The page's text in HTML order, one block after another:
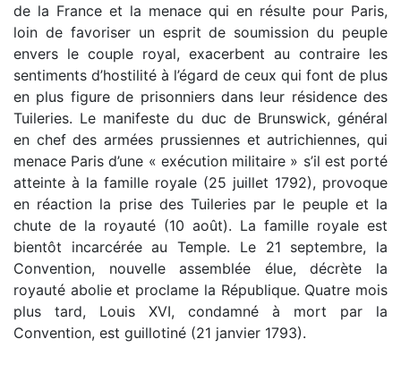
de la France et la menace qui en résulte pour Paris,
loin de favoriser un esprit de soumission du peuple
envers le couple royal, exacerbent au contraire les
sentiments d’hostilité à l’égard de ceux qui font de plus
en plus figure de prisonniers dans leur résidence des
Tuileries. Le manifeste du duc de Brunswick, général
en chef des armées prussiennes et autrichiennes, qui
menace Paris d’une « exécution militaire » s’il est porté
atteinte à la famille royale (25 juillet 1792), provoque
en réaction la prise des Tuileries par le peuple et la
chute de la royauté (10 août). La famille royale est
bientôt incarcérée au Temple. Le 21 septembre, la
Convention, nouvelle assemblée élue, décrète la
royauté abolie et proclame la République. Quatre mois
plus tard, Louis XVI, condamné à mort par la
Convention, est guillotiné (21 janvier 1793).